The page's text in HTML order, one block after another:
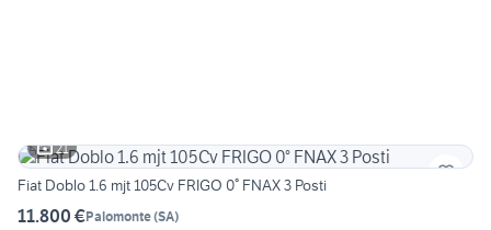
21
Fiat Doblo 1.6 mjt 105Cv FRIGO 0° FNAX 3 Posti
11.800 €Palomonte(SA)